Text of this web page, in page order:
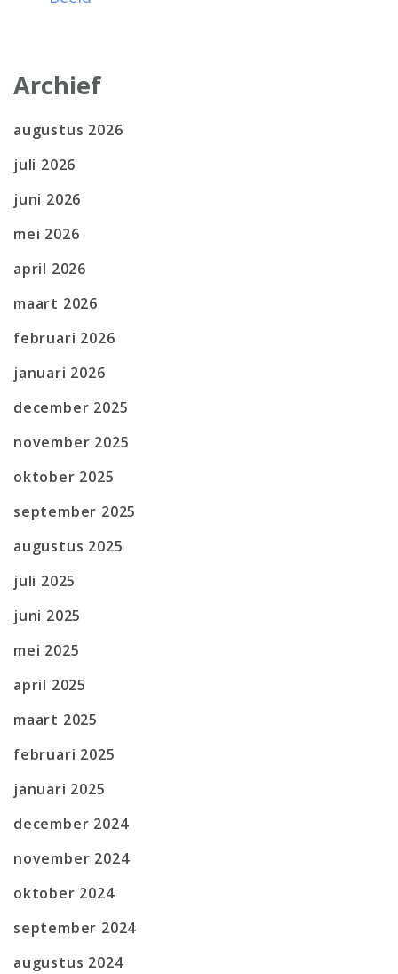
Archief
augustus 2026
juli 2026
juni 2026
mei 2026
april 2026
maart 2026
februari 2026
januari 2026
december 2025
november 2025
oktober 2025
september 2025
augustus 2025
juli 2025
juni 2025
mei 2025
april 2025
maart 2025
februari 2025
januari 2025
december 2024
november 2024
oktober 2024
september 2024
augustus 2024